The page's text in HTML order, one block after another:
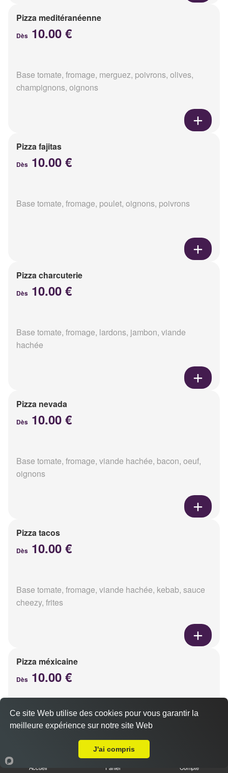
Pizza meditéranéenne
Dès 10.00 €
Base tomate, fromage, merguez, poivrons, olives,
champignons, oignons
Pizza fajitas
Dès 10.00 €
Base tomate, fromage, poulet, oignons, poivrons
Pizza charcuterie
Dès 10.00 €
Base tomate, fromage, lardons, jambon, viande
hachée
Pizza nevada
Dès 10.00 €
Base tomate, fromage, viande hachée, bacon, oeuf,
oignons
Pizza tacos
Dès 10.00 €
Base tomate, fromage, viande hachée, kebab, sauce
cheezy, frites
Pizza méxicaine
Dès 10.00 €
Base sauce barbecue, fromage, viande hachée,
chorizo, poivrons
Accueil Panier Compte
Ce site Web utilise des cookies pour vous garantir la
meilleure expérience sur notre site Web
J'ai compris